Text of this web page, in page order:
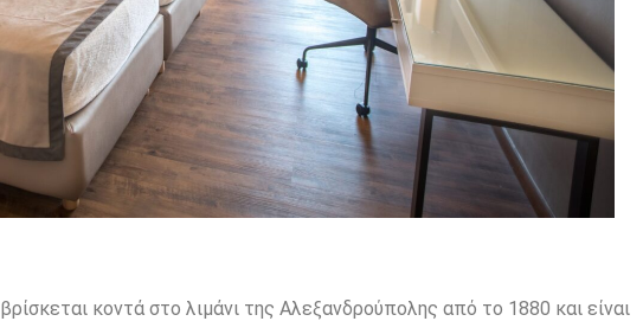
βρίσκεται κοντά στο λιμάνι της Αλεξανδρούπολης από το 1880 και είναι